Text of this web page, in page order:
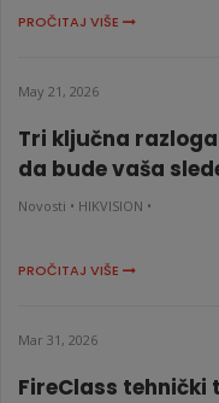
PROČITAJ VIŠE
May 21, 2026
Tri ključna
da bude vaša
Novosti • HIKVISION •
PROČITAJ VIŠE
Mar 31, 2026
FireClass